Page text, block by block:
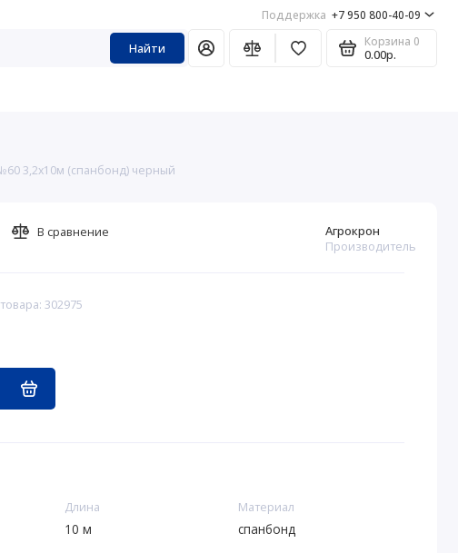
Поддержка +7 950 800-40-09
Найти Корзина 0
0.00р.
3,2х10м (спанбонд) черный
302975
Агрокрон
Производитель
В сравнение
Длина
10 м
Материал
спанбонд